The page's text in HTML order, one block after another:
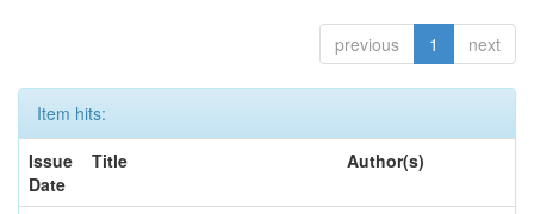
previous 1 next
Item hits:
Issue
Date
Title Author(s)